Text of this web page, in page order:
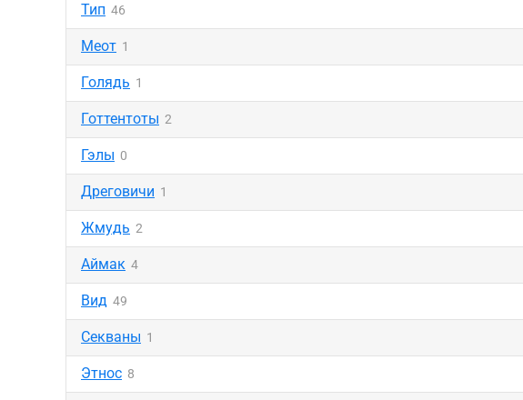
Тип 46
Меот 1
Голядь 1
Готтентоты 2
Гэлы 0
Дреговичи 1
Жмудь 2
Аймак 4
Вид 49
Секваны 1
Этнос 8